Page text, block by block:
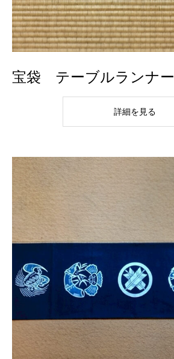
宝袋 テーブルランナー
詳細を見る